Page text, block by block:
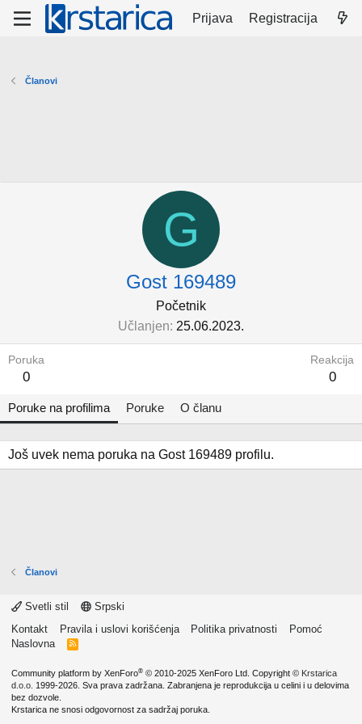
Prijava Registracija
Članovi
G
Gost 169489
Početnik
Učlanjen 25.06.2023.
Poruka
0
Reakcija
0
Poruke na profilima Poruke O članu
Još uvek nema poruka na Gost 169489 profilu.
Članovi
Svetli stil
Srpski
Kontakt
Pravila i uslovi korišćenja Politika privatnosti
Pomoć
Naslovna
R
Community platform by XenForo® © 2010-2025 XenForo Ltd. Copyright © Krstarica
d.o.o. 1999-2026. Sva prava zadržana. Zabranjena je reprodukcija u celini i u delovima
bez dozvole.
Krstarica ne snosi odgovornost za sadržaj poruka.